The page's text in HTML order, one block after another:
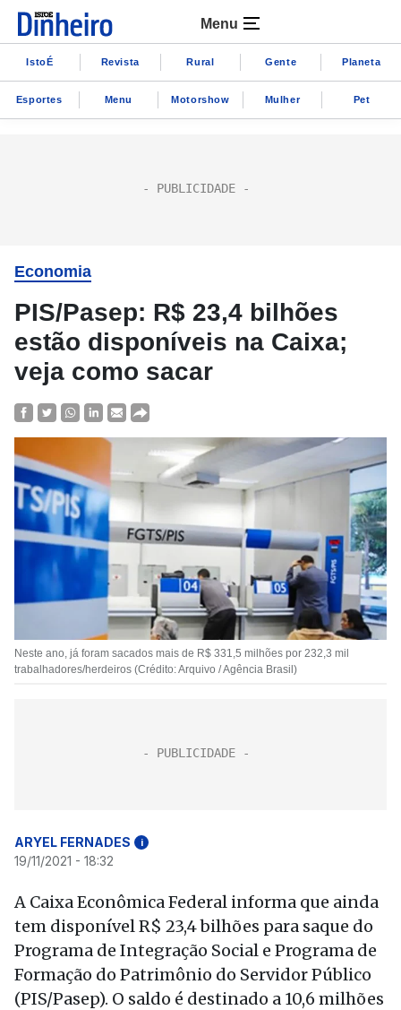
Menu
IstoÉ Revista Rural Gente Planeta
Esportes Menu Motorshow Mulher Pet
Economia
PIS/Pasep: R$ 23,4 bilhões
estão disponíveis na Caixa;
veja como sacar
Neste ano, já foram sacados mais de R$ 331,5 milhões por 232,3 mil
trabalhadores/herdeiros (Crédito: Arquivo / Agência Brasil)
ARYEL FERNADES i
19/11/2021 - 18:32
A Caixa Econômica Federal informa que ainda
tem disponível R$ 23,4 bilhões para saque do
Programa de Integração Social e Programa de
Formação do Patrimônio do Servidor Público
(PIS/Pasep). O saldo é destinado a 10,6 milhões